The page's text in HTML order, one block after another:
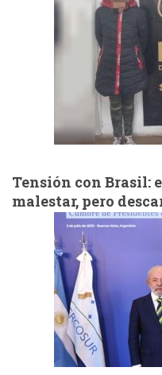
Tensión con Brasil:
malestar, pero
comercial